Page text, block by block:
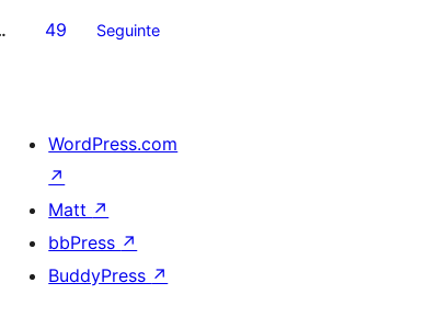
49 Seguinte
WordPress.com
↗
Matt ↗
bbPress ↗
BuddyPress ↗